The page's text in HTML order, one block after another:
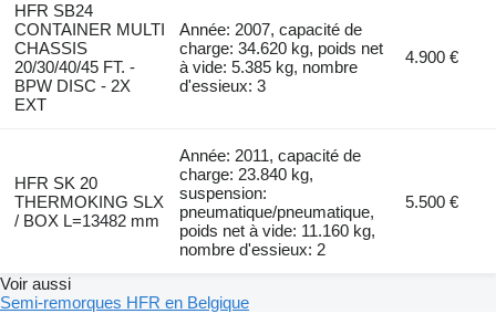
HFR SB24
CONTAINER MULTI
CHASSIS
20/30/40/45 FT. -
BPW DISC - 2X
EXT
Année: 2007, capacité de
charge: 34.620 kg, poids net
à vide: 5.385 kg, nombre
d'essieux: 3
4.900 €
HFR SK 20
THERMOKING SLX
/ BOX L=13482 mm
Année: 2011, capacité de
charge: 23.840 kg,
suspension:
pneumatique/pneumatique,
poids net à vide: 11.160 kg,
nombre d'essieux: 2
5.500 €
Voir aussi
Semi-remorques HFR en Belgique